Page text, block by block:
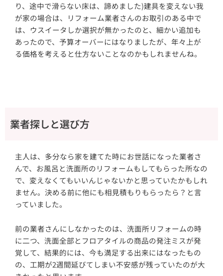
り、途中で滑らない床は、諦めました)建具を変えない我
が家の場合は、リフォーム業者さんのお取引のある中で
は、ウスイータしか選択が無かったのと、細かい追加も
あったので、予算オーバーにはなりましたが、年々上が
る価格を考えると仕方ないことなのかもしれませんね。
業者探しと選び方
主人は、多分なら家を建てた時にお世話になった業者さ
んで、お風呂と洗面所のリフォームもしてもらった所なの
で、変えなくてもいいんじゃないかと思っていたかもしれ
ません。決める前に他にも相見積もりもらったら？と言
っていました。
前の業者さんにしなかったのは、洗面所リフォームの時
に二つ、洗面全部とフロアタイルの商品の発注ミスが発
覚して、結果的には、今も満足する出来にはなったもの
の、工期が2週間延びてしまい不安感が残っていたのが大